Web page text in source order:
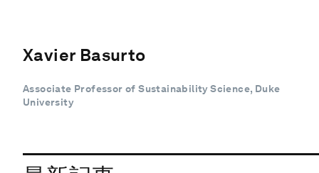
Xavier Basurto
Associate Professor of Sustainability Science, Duke
University